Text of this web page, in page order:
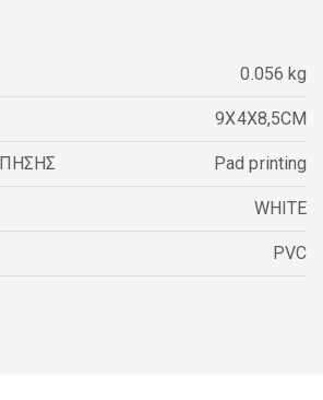
0.056 kg
9X4X8,5CM
Pad printing
WHITE
PVC